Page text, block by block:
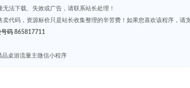
无法下载、失效或广告，请联系站长处理！
卖代码，资源标价只是站长收集整理的辛苦费！如果您喜欢该程序，请
码 865817711
品桌游流量主微信小程序